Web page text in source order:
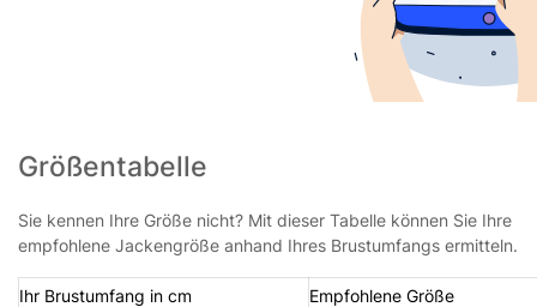
Größentabelle
Sie kennen Ihre Größe nicht? Mit dieser Tabelle können Sie Ihre
empfohlene Jackengröße anhand Ihres Brustumfangs ermitteln.
Ihr Brustumfang in cm
Empfohlene Größe